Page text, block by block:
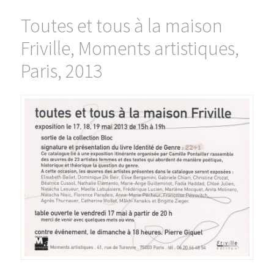
Toutes et tous à la maison
Friville, Moments artistiques,
Paris, 2013